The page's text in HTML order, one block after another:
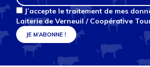
J’accepte le traitement de mes
Laiterie de Verneuil / Coopérative